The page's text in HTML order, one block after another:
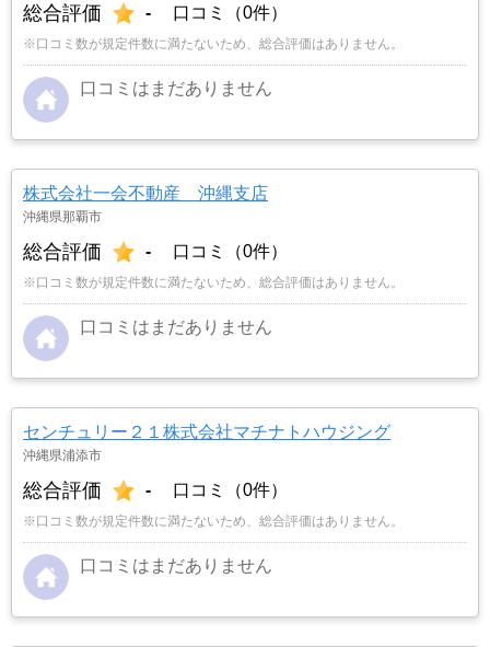
総合評価 - 口コミ（0件）
※口コミ数が規定件数に満たないため、総合評価はありません。
口コミはまだありません
株式会社一会不動産 沖縄支店
沖縄県那覇市
総合評価 - 口コミ（0件）
※口コミ数が規定件数に満たないため、総合評価はありません。
口コミはまだありません
センチュリー２１株式会社マチナトハウジング
沖縄県浦添市
総合評価 - 口コミ（0件）
※口コミ数が規定件数に満たないため、総合評価はありません。
口コミはまだありません